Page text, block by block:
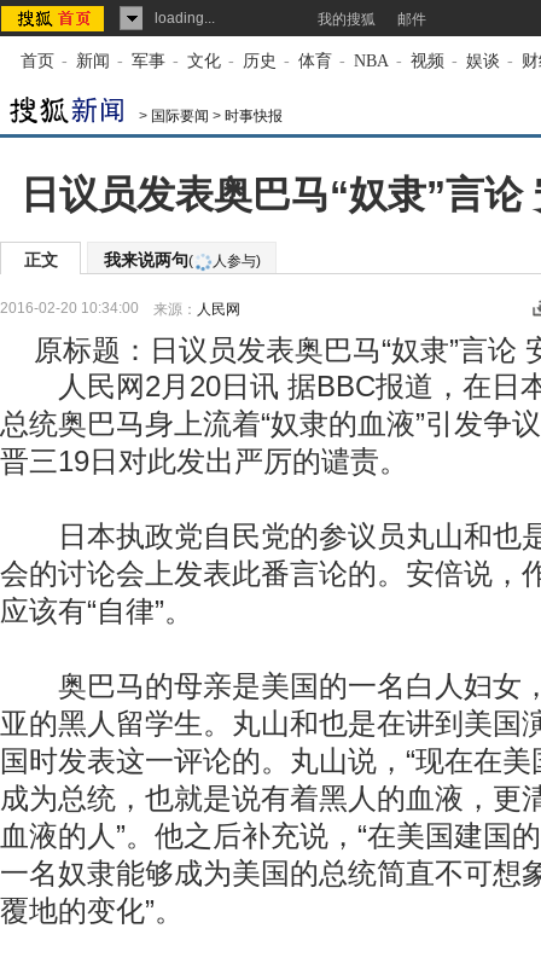
loading... 我的搜狐 邮件
首页 - 新闻 - 军事 - 文化 - 历史 - 体育 - NBA - 视频 - 娱谈 -
> 国际要闻 > 时事快报
日议员发表奥巴马“奴隶”言论
正文 我来说两句( 人参与)
2016-02-20 10:34:00 来源： 人民网
原标题：日议员发表奥巴马“奴隶”言论
人民网2月20日讯 据BBC报道，在日
总统奥巴马身上流着“奴隶的血液”引发争
晋三19日对此发出严厉的谴责。
日本执政党自民党的参议员丸山和也
会的讨论会上发表此番言论的。安倍说，
应该有“自律”。
奥巴马的母亲是美国的一名白人妇女
亚的黑人留学生。丸山和也是在讲到美国
国时发表这一评论的。丸山说，“现在在
成为总统，也就是说有着黑人的血液，更
血液的人”。他之后补充说，“在美国建国
一名奴隶能够成为美国的总统简直不可想
覆地的变化”。